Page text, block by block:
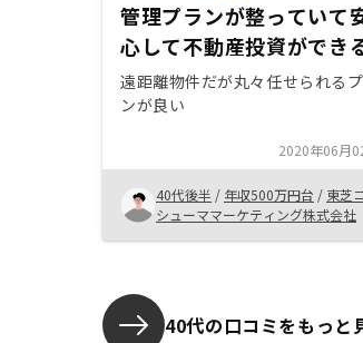
管理プランが整っていて
心して不動産投資ができ
遠距離物件だが丸々任せられる
ンが良い
2020年06月
40代後半 / 年収500万円台 / 東芝
シューママーケティング株式会社
40代の口コミをもっと